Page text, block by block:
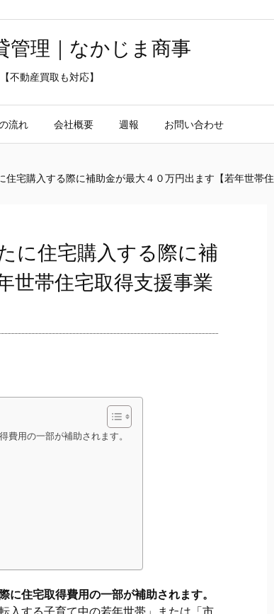
管理｜なかじま商事
不動産買取も対応】
流れ 会社概要 週報 お問い合わせ
住宅購入する際に補助金が最大４０万円出ます【若年世帯住
に住宅購入する際に補
世帯住宅取得支援事業
用の一部が補助されます。
住宅取得費用の一部が補助されます。